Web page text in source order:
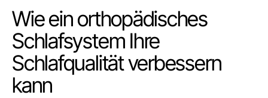
Wie ein orthopädisches
Schlafsystem Ihre
Schlafqualität verbessern
kann